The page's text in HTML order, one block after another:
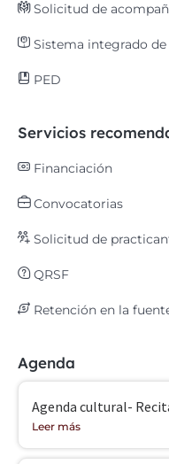
Solicitud de
Sistema integrado
PED
Servicios
Financiación
Convocatorias
Solicitud de
QRSF
Retención en la
Agenda
Agenda cultural-
Leer más